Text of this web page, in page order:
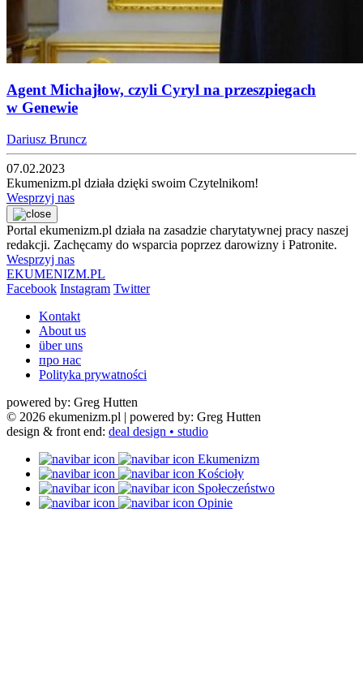
Agent Michajłow, czyli Cyryl na przeszpiegach
w Genewie
Dariusz Bruncz
07.02.2023
Ekumenizm.pl działa dzięki swoim Czytelnikom!
Wesprzyj nas
Portal ekumenizm.pl działa na zasadzie charytatywnej pracy naszej
redakcji. Zachęcamy do wsparcia poprzez darowizny i Patronite.
Wesprzyj nas
EKUMENIZM.PL
Facebook Instagram Twitter
Kontakt
About us
über uns
про нас
Polityka prywatności
powered by: Greg Hutten
© 2026 ekumenizm.pl | powered by: Greg Hutten
design & front end: deal design • studio
Ekumenizm
Kościoły
Społeczeństwo
Opinie